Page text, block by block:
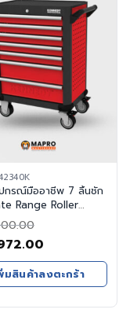
กรณ์มืออาชีพ 7 ลิ้นชัก
Range Roller
price
is:
฿27,972.00.
มสินค้าลงตะกร้า